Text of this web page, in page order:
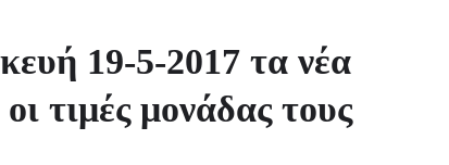
19-5-2017 τα νέα
τιμές μονάδας τους